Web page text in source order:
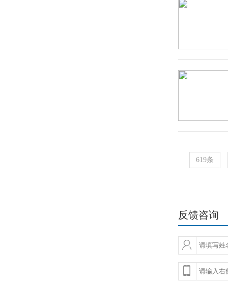
619条
反馈咨询